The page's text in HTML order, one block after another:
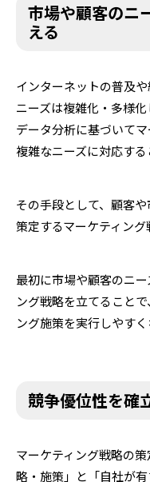
市場や顧客のニ
える
インターネットの普及
ニーズは複雑化・多様
データ分析に基づいて
複雑なニーズに対応する
その手段として、顧客
策定するマーケティング
最初に市場や顧客のニ
ング戦略を立てること
ング施策を実行しやす
競争優位性を確
マーケティング戦略の
略・施策」と「自社が